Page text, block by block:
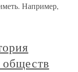
Например,